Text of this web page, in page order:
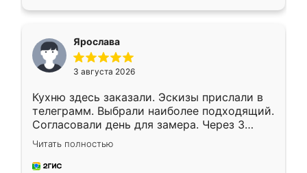
Ярослава
3 августа 2026
Кухню здесь заказали. Эскизы прислали в
телеграмм. Выбрали наиболее подходящий.
Согласовали день для замера. Через 3
недели кухня была уже готова. Остались
довольны работой. Спасибо Ренессанс
мебель за качественную работу!
Читать полностью